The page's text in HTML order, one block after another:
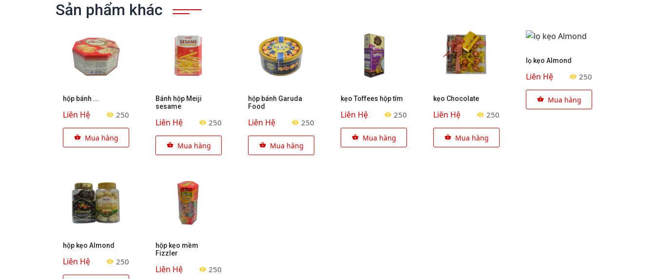
Sản phẩm khác
hộp bánh ...
Liên Hệ 250
Mua hàng
Bánh hộp Meiji
sesame
Liên Hệ 250
Mua hàng
hộp bánh Garuda
Food
Liên Hệ 250
Mua hàng
kẹo Toffees hộp tím
Liên Hệ 250
Mua hàng
kẹo Chocolate
Liên Hệ 250
Mua hàng
lọ kẹo Almond
Liên Hệ 250
Mua hàng
hộp kẹo Almond
Liên Hệ 250
hộp kẹo mềm
Fizzler
Liên Hệ 250